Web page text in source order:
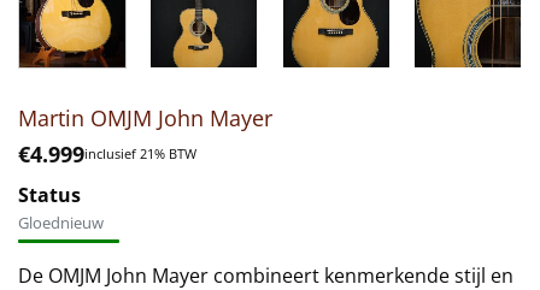
Martin OMJM John Mayer
€4.999inclusief 21% BTW
Status
Gloednieuw
De OMJM John Mayer combineert kenmerkende stijl en